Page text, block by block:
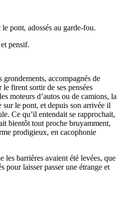
pont, adossés au garde-fou.
pensif.
grondements, accompagnés de
firent sortir de ses pensées
moteurs d’autos ou de camions, la
le pont, et depuis son arrivée il
Ce qu’il entendait se rapprochait,
bientôt tout proche bruyamment,
prodigieux, en cacophonie
les barrières avaient été levées, que
pour laisser passer une étrange et